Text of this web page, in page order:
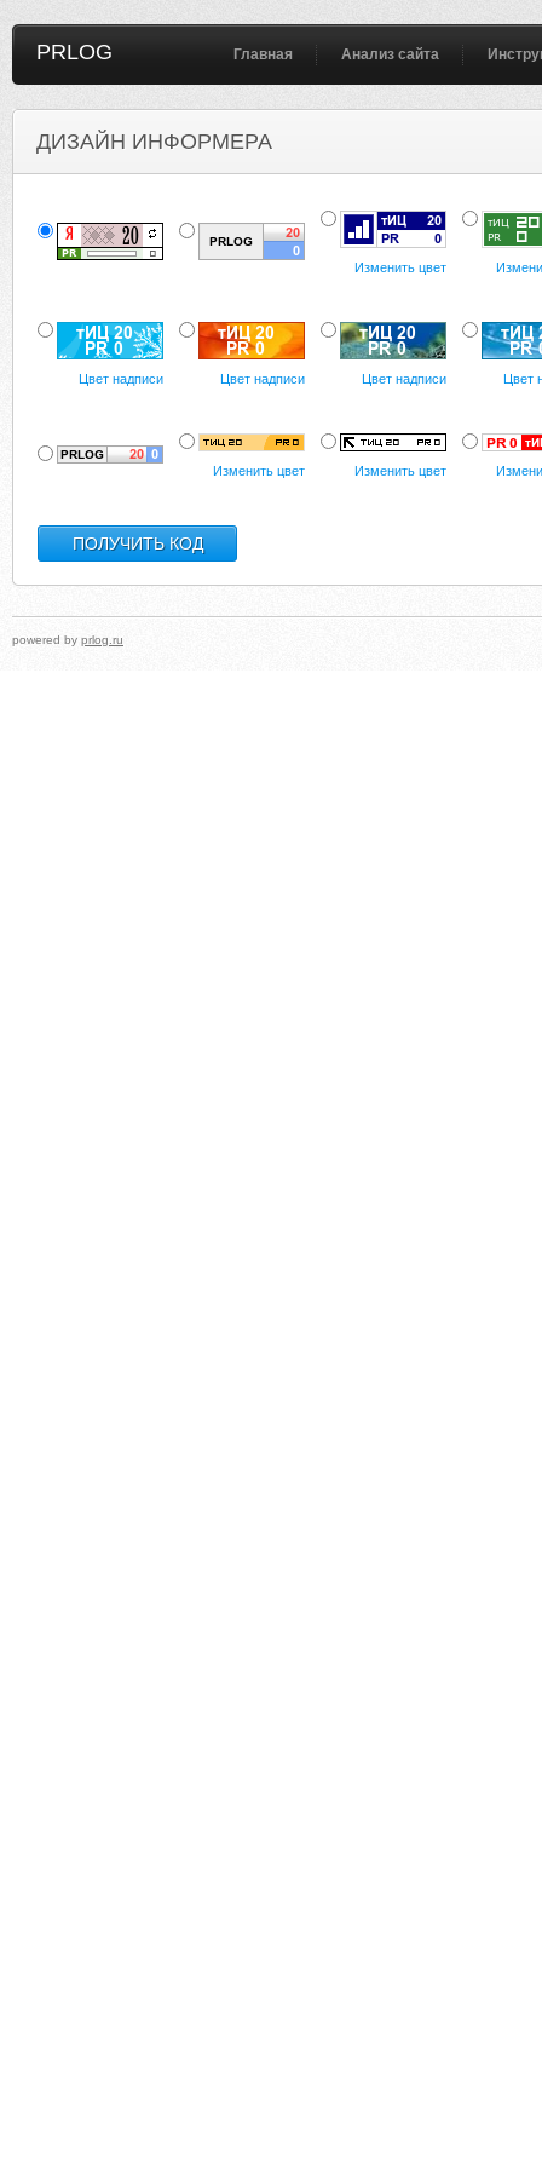
PRLOG Главная Анализ сайта
ДИЗАЙН ИНФОРМЕРА
Изменить цвет
Цвет надписи Цвет надписи Цвет надписи Цвет
Изменить цвет Изменить цвет
powered by prlog.ru